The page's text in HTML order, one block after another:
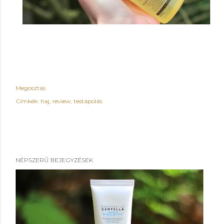
Megosztás
Címkék: haj review testápolás
NÉPSZERŰ BEJEGYZÉSEK